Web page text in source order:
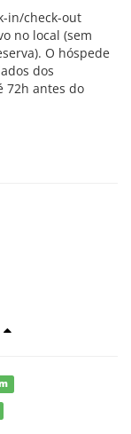
in/check-out
no local (sem
O hóspede
dos
72h antes do